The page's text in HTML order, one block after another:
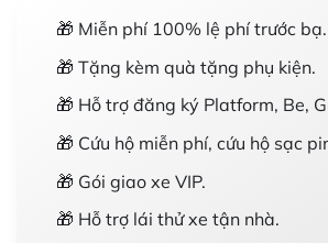
🎁 Miễn phí 100% lệ phí trước bạ.
🎁 Tặng kèm quà tặng phụ kiện.
🎁 Hỗ trợ đăng ký Platform, Be,
🎁 Cứu hộ miễn phí, cứu hộ sạc
🎁 Gói giao xe VIP.
🎁 Hỗ trợ lái thử xe tận nhà.